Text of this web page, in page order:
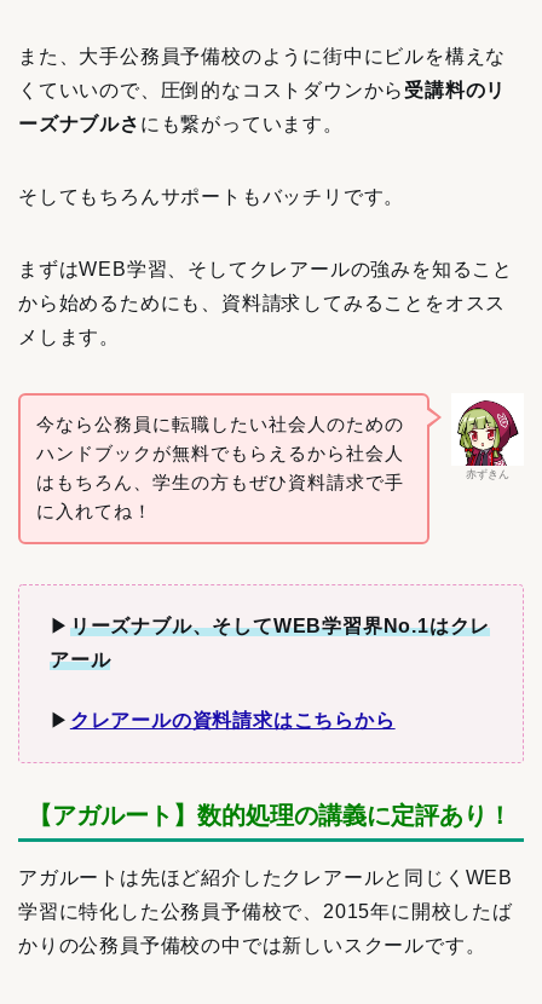
また、大手公務員予備校のように街中にビルを構えな
くていいので、圧倒的なコストダウンから 受講料のリ
ーズナブルさ にも繋がっています。
そしてもちろんサポートもバッチリです。
まずはWEB学習、そしてクレアールの強みを知ること
から始めるためにも、資料請求してみることをオスス
メします。
赤ずきん
今なら公務員に転職したい社会人のための
ハンドブックが無料でもらえるから社会人
はもちろん、学生の方もぜひ資料請求で手
に入れてね！
▶︎ リーズナブル、そしてWEB学習界No.1はクレ
アール
▶︎ クレアールの資料請求はこちらから
【アガルート】数的処理の講義に定評あり！
アガルートは先ほど紹介したクレアールと同じくWEB
学習に特化した公務員予備校で、2015年に開校したば
かりの公務員予備校の中では新しいスクールです。